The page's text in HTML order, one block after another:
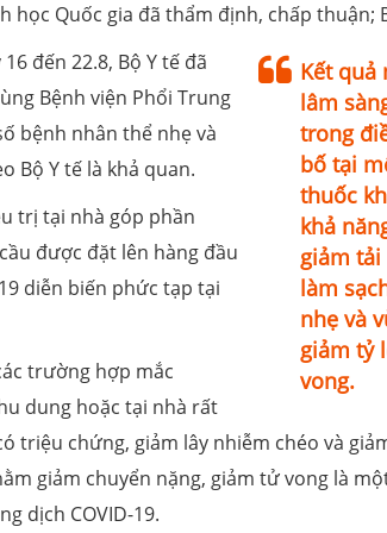
Quốc gia đã thẩm định, chấp thuận;
Kết quả
lâm
trong
bố tại
thuốc
khả
giảm
làm
nhẹ và
giảm tỷ
vong.
đến 22.8, Bộ Y tế đã
Bệnh viện Phổi Trung
bệnh nhân thể nhẹ và
Bộ Y tế là khả quan.
trị tại nhà góp phần
được đặt lên hàng đầu
diễn biến phức tạp tại
trường hợp mắc
dung hoặc tại nhà rất
triệu chứng, giảm lây nhiễm chéo và
giảm chuyển nặng, giảm tử vong là
dịch COVID-19.